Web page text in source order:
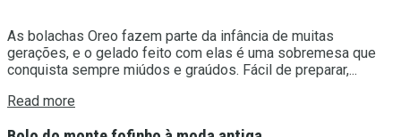
As bolachas Oreo fazem parte da infância de muitas
gerações, e o gelado feito com elas é uma sobremesa que
conquista sempre miúdos e graúdos. Fácil de preparar,...
Read more